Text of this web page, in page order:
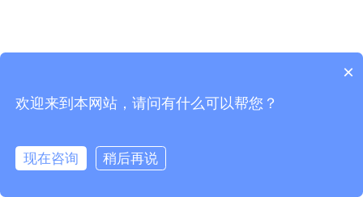
联系我们
×
欢迎来到本网站，请问有什么可以帮您？
现在咨询
稍后再说
在线咨询